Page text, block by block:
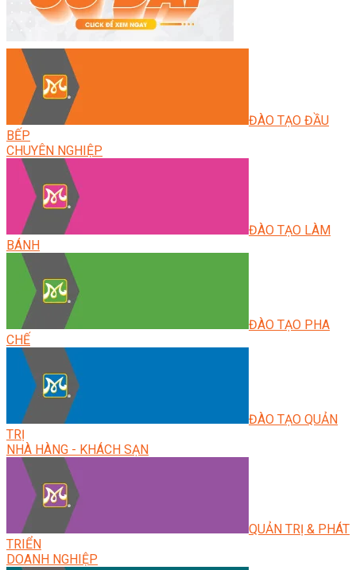
ĐÀO TẠO ĐẦU
BẾP
CHUYÊN NGHIỆP
ĐÀO TẠO LÀM
BÁNH
ĐÀO TẠO PHA
CHẾ
ĐÀO TẠO QUẢN
TRỊ
NHÀ HÀNG - KHÁCH SẠN
QUẢN TRỊ & PHÁT
TRIỂN
DOANH NGHIỆP